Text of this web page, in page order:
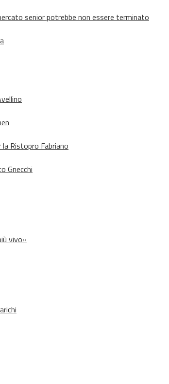
senior potrebbe non essere terminato
Ristopro Fabriano
Gnecchi
vivo»